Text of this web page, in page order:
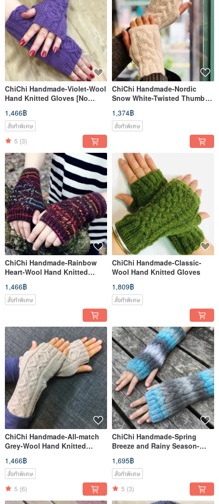
ChiChi Handmade-Violet-Wool
Hand Knitted Gloves [No
1,466฿
สั่งทำพิเศษ
5 (3)
ChiChi Handmade-Nordic
Snow White-Twisted Thumb
1,374฿
สั่งทำพิเศษ
ChiChi Handmade-Rainbow
Heart-Wool Hand Knitted
1,466฿
สั่งทำพิเศษ
ChiChi Handmade-Classic-
Wool Hand Knitted Gloves
1,809฿
สั่งทำพิเศษ
ChiChi Handmade-All-match
Grey-Wool Hand Knitted
1,466฿
สั่งทำพิเศษ
5 (6)
ChiChi Handmade-Spring
Breeze and Rainy Season-
1,695฿
สั่งทำพิเศษ
5 (3)